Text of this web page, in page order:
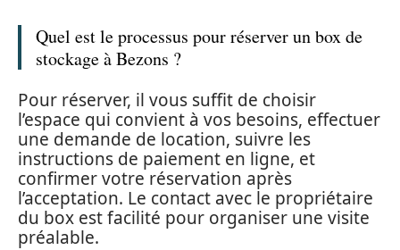
Quel est le processus pour réserver un box de
stockage à Bezons ?
Pour réserver, il vous suffit de choisir
l’espace qui convient à vos besoins, effectuer
une demande de location, suivre les
instructions de paiement en ligne, et
confirmer votre réservation après
l’acceptation. Le contact avec le propriétaire
du box est facilité pour organiser une visite
préalable.